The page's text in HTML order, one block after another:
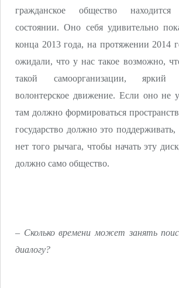
гражданское общество
состоянии. Оно себя удивительно
конца 2013 года, на протяжении 2014
ожидали, что у нас такое возможно,
такой самоорганизации,
волонтерское движение. Если оно не
там должно формироваться
государство должно это поддерживать,
нет того рычага, чтобы начать эту
должно само общество.
– Сколько времени может занять
диалогу?